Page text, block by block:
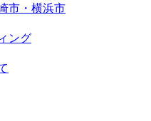
市・横浜市
ング